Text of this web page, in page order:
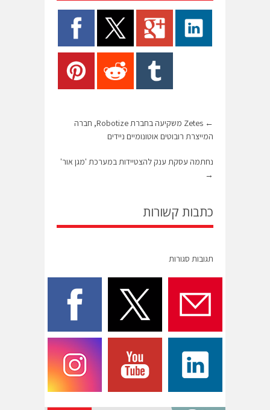
←
Zetes משקיעה בחברת Robotize, חברה
המייצרת רובוטים אוטונומיים ניידים
נחתמה עסקת ענק להצטיידות במערכת 'מגן אור'
→
כתבות קשורות
תגובות סגורות